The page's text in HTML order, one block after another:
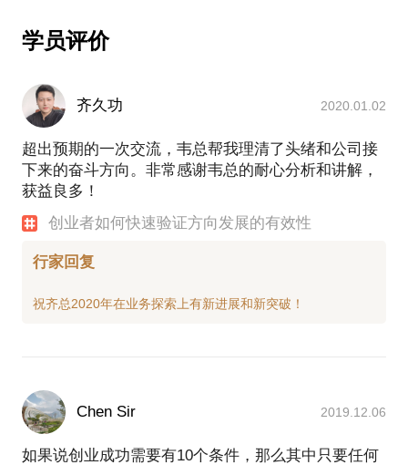
动学习咨询机构，即嘉德国际管理咨询有限公司，担
创新导向行动学习。在公司期间，负责和参与实施了
华立集团、中广核集团、国家电网、中国化工、中化
国际、中航国际、中集集团、大唐电信等公司的战
略、领导力、业绩提升以及创新项目。 2015年4月，
韦伟受邀约加入上海灵众投资咨询管理有限公司，担
任产品总监，负责公司创新创业产品研发和设计。
2015年6月，公司提出第五代孵化器体系，与华立集
团共同成立润湾创客中心，同年该中心获得国家级众
创空间。
型创业法，该方法融合了精益创业、自律型创业和U
学员评价
齐久功 2020.01.02
超出预期的一次交流，韦总帮我理清了头绪和公司接
下来的奋斗方向。非常感谢韦总的耐心分析和讲解，
获益良多！
创业者如何快速验证方向发展的有效性
行家回复
Chen Sir 2019.12.06
如果说创业成功需要有10个条件，那么其中只要任何